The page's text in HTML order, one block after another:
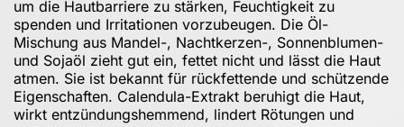
um die Hautbarriere zu stärken, Feuchtigkeit zu
spenden und Irritationen vorzubeugen. Die Öl-
Mischung aus Mandel-, Nachtkerzen-, Sonnenblumen-
und Sojaöl zieht gut ein, fettet nicht und lässt die Haut
atmen. Sie ist bekannt für rückfettende und schützende
Eigenschaften. Calendula-Extrakt beruhigt die Haut,
wirkt entzündungshemmend, lindert Rötungen und